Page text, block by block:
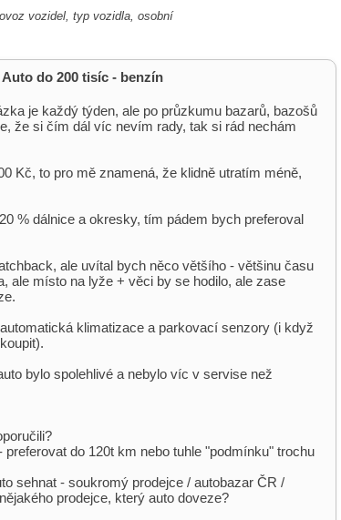
vozidel, typ vozidla, osobní
Auto do 200 tisíc - benzín
je každý týden, ale po průzkumu bazarů, bazošů
že si čím dál víc nevím rady, tak si rád nechám
Kč, to pro mě znamená, že klidně utratím méně,
% dálnice a okresky, tím pádem bych preferoval
ale uvítal bych něco většího - většinu času
ale místo na lyže + věci by se hodilo, ale zase
klimatizace a parkovací senzory (i když
bylo spolehlivé a nebylo víc v servise než
preferovat do 120t km nebo tuhle "podmínku" trochu
sehnat - soukromý prodejce / autobazar ČR /
prodejce, který auto doveze?